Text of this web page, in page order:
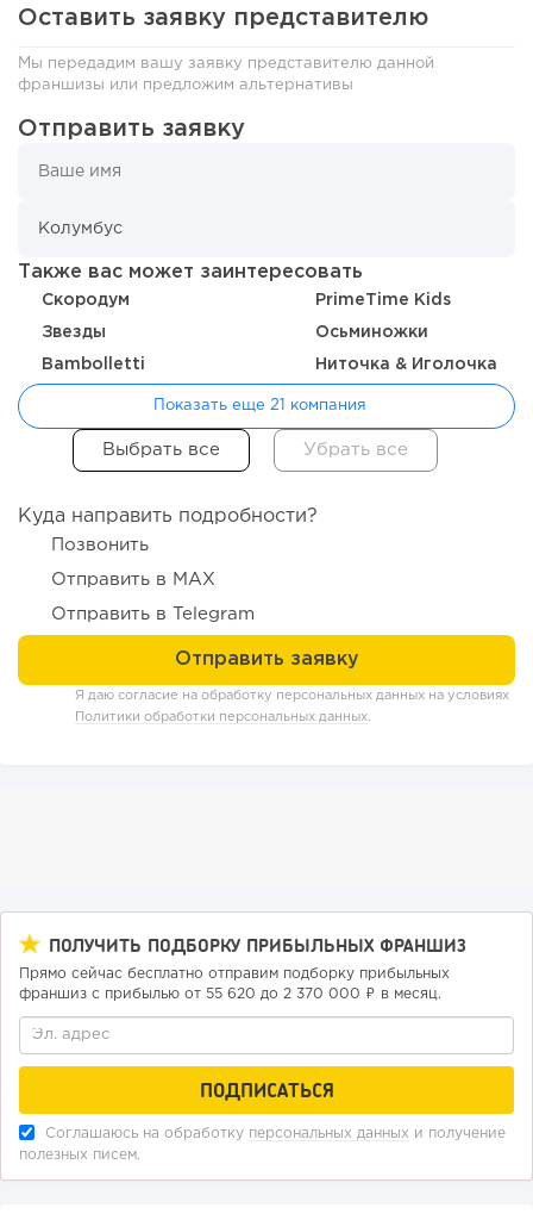
171
От стартапа за 30 тысяч рублей до бизнеса стоимостью
Отзыв SSL-сертификатов у банков: как это влияет на
российский...
Оставить заявку представителю
Мы передадим вашу заявку представителю данной
франшизы или предложим альтернативы
Отправить заявку
Также вас может заинтересовать
Скородум PrimeTime Kids
Звезды Осьминожки
Bambolletti Ниточка & Иголочка
Показать еще 21 компания
Куда направить подробности?
Позвонить
Отправить в MAX
Отправить в Telegram
Я даю согласие на обработку персональных данных на условиях
Политики обработки персональных данных.
ПОЛУЧИТЬ ПОДБОРКУ ПРИБЫЛЬНЫХ ФРАНШИЗ
Прямо сейчас бесплатно отправим подборку прибыльных
франшиз с прибылью от 55 620 до 2 370 000 ₽ в месяц.
Соглашаюсь на обработку персональных данных и получение
полезных писем.